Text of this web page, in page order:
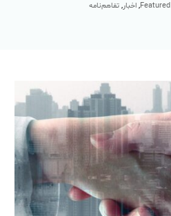
Featured
,اخبار,تفاهم‌نامه‌